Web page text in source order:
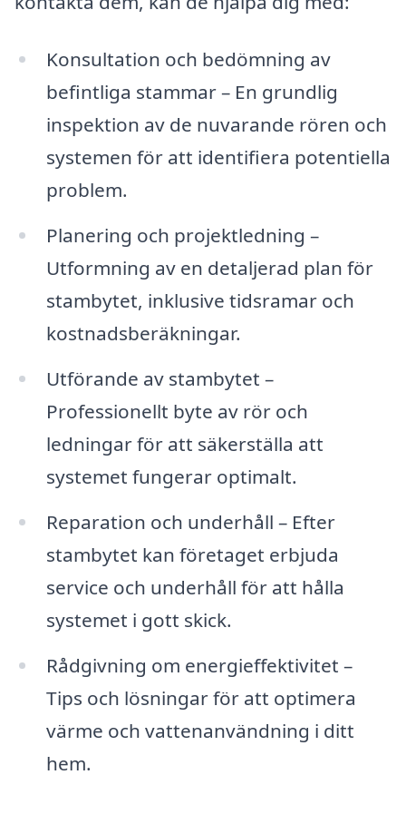
Konsultation och bedömning av
befintliga stammar – En grundlig
inspektion av de nuvarande rören och
systemen för att identifiera potentiella
problem.
Planering och projektledning –
Utformning av en detaljerad plan för
stambytet, inklusive tidsramar och
kostnadsberäkningar.
Utförande av stambytet –
Professionellt byte av rör och
ledningar för att säkerställa att
systemet fungerar optimalt.
Reparation och underhåll – Efter
stambytet kan företaget erbjuda
service och underhåll för att hålla
systemet i gott skick.
Rådgivning om energieffektivitet –
Tips och lösningar för att optimera
värme och vattenanvändning i ditt
hem.